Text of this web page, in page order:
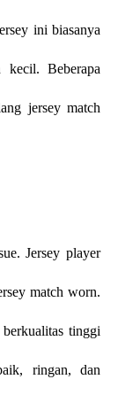
ini biasanya
kecil. Beberapa
jersey match
Jersey player
match worn.
tinggi
ringan, dan